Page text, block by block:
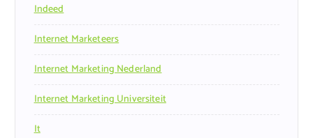
Indeed
Internet Marketeers
Internet Marketing Nederland
Internet Marketing Universiteit
It